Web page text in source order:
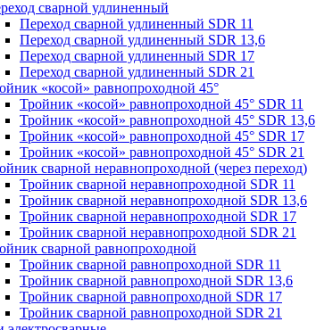
сварной удлиненный
Переход сварной удлиненный SDR 11
Переход сварной удлиненный SDR 13,6
Переход сварной удлиненный SDR 17
Переход сварной удлиненный SDR 21
«косой» равнопроходной 45°
Тройник «косой» равнопроходной 45° SDR 11
Тройник «косой» равнопроходной 45° SDR 13,6
Тройник «косой» равнопроходной 45° SDR 17
Тройник «косой» равнопроходной 45° SDR 21
сварной неравнопроходной (через переход)
Тройник сварной неравнопроходной SDR 11
Тройник сварной неравнопроходной SDR 13,6
Тройник сварной неравнопроходной SDR 17
Тройник сварной неравнопроходной SDR 21
сварной равнопроходной
Тройник сварной равнопроходной SDR 11
Тройник сварной равнопроходной SDR 13,6
Тройник сварной равнопроходной SDR 17
Тройник сварной равнопроходной SDR 21